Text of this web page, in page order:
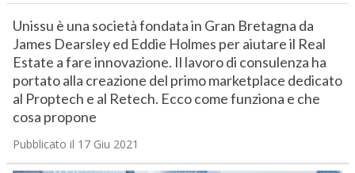
Unissu è una società fondata in Gran Bretagna da
James Dearsley ed Eddie Holmes per aiutare il Real
Estate a fare innovazione. Il lavoro di consulenza ha
portato alla creazione del primo marketplace dedicato
al Proptech e al Retech. Ecco come funziona e che
cosa propone
Pubblicato il 17 Giu 2021